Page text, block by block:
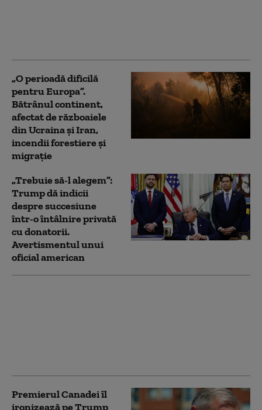
„O perioadă dificilă
pentru Europa”.
Bătrânul continent,
afectat de războaiele
din Ucraina și Iran,
incendii forestiere și
migrație
„Trebuie să-l alegem”:
Trump dă indicii
despre succesiune
într-o întâlnire privată
cu donatorii.
Avertismentul unui
oficial american
Premierul Canadei îl
ironizează pe Trump